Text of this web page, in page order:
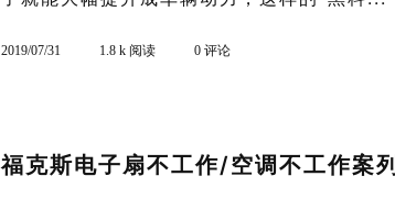
2019/07/31 1.8 k 阅读 0 评论
福克斯电子扇不工作/空调不工作案列